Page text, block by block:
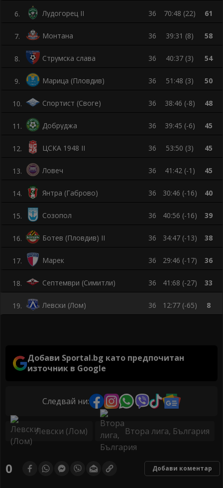
6. Лудогорец ІІ 36 70:48 (22) 61
7. Монтана 36 39:31 (8) 58
8. Струмска слава 36 40:37 (3) 54
9. Марица (Пловдив) 36 51:48 (3) 50
10. Спортист (Своге) 36 38:46 (-8) 48
11 . Добруджа 36 39:45 (-6) 45
12. ЦСКА 1948 ІІ 36 53:50 (3) 45
13. Ловеч 36 41:42 (-1) 45
14. Янтра (Габрово) 36 30:46 (-16) 40
15. Созопол 36 40:56 (-16) 39
16. Ботев (Пловдив) II 36 34:47 (-13) 38
17. Марек 36 29:46 (-17) 36
18. Септември (Симитли) 36 41:68 (-27) 33
19. Левски (Лом) 36 12:77 (-65) 8
Добави Sportal.bg като предпочитан
източник в Google
Следвай ни:
Левски (Лом) Втора лига, България
0 Добави коментар